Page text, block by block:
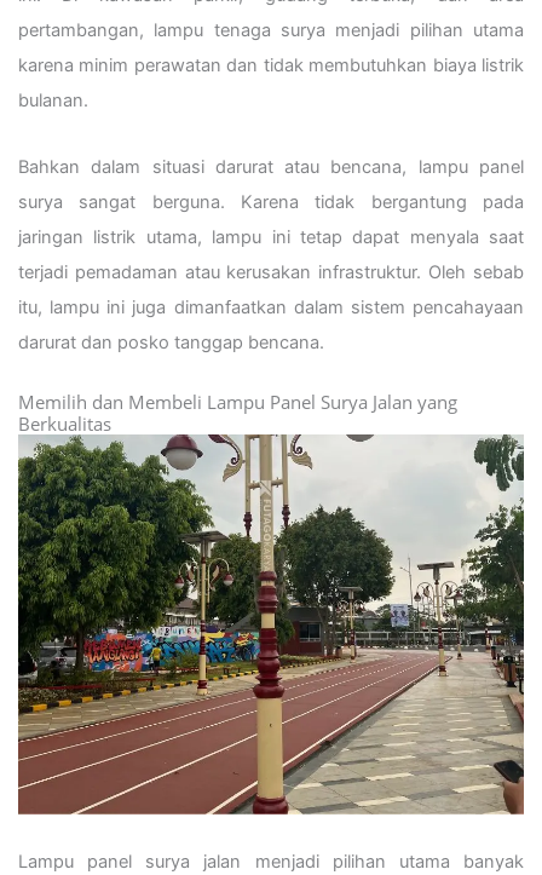
pertambangan, lampu tenaga surya menjadi pilihan utama
karena minim perawatan dan tidak membutuhkan biaya listrik
bulanan.
Bahkan dalam situasi darurat atau bencana, lampu panel
surya sangat berguna. Karena tidak bergantung pada
jaringan listrik utama, lampu ini tetap dapat menyala saat
terjadi pemadaman atau kerusakan infrastruktur. Oleh sebab
itu, lampu ini juga dimanfaatkan dalam sistem pencahayaan
darurat dan posko tanggap bencana.
Memilih dan Membeli Lampu Panel Surya Jalan yang
Berkualitas
Lampu panel surya jalan menjadi pilihan utama banyak